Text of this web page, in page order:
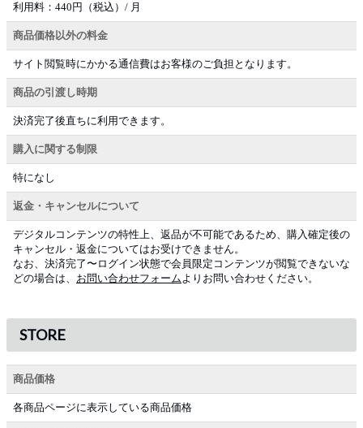
利用料：440円（税込）/ 月
商品価格以外の料金
サイト閲覧時にかかる通信費はお客様のご負担となります。
商品の引渡し時期
決済完了後直ちに利用できます。
購入に関する制限
特になし
返金・キャンセルについて
デジタルコンテンツの特性上、返品が不可能であるため、購入確定後の
キャンセル・返金についてはお受けできません。
なお、決済完了〜ログイン状態で会員限定コンテンツが閲覧できないな
どの場合は、 お問い合わせフォームよりお問い合わせください。
STORE
商品価格
各商品ページに表示している商品価格